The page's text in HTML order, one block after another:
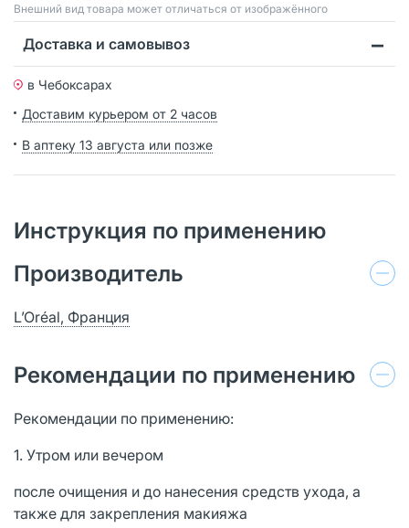
Bнешний вид товара может отличаться от изображённого
Доставка и самовывоз
в Чебоксарах
Доставим курьером от 2 часов
В аптеку 13 августа или позже
Инструкция по применению
Производитель
L’Oréal, Франция
Рекомендации по применению
Рекомендации по применению:
1. Утром или вечером
после очищения и до нанесения средств ухода, а
также для закрепления макияжа